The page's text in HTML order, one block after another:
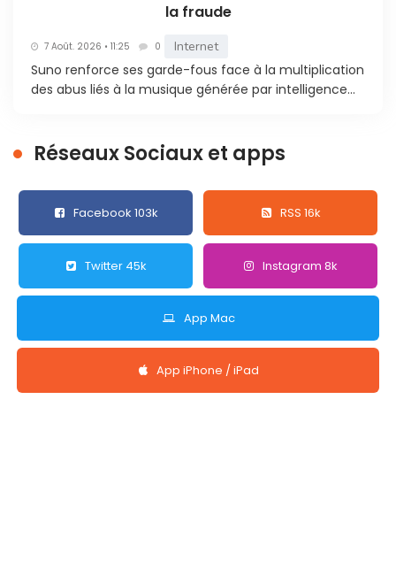
la fraude
7 Août. 2026 • 11:25 0 Internet
Suno renforce ses garde-fous face à la multiplication
des abus liés à la musique générée par intelligence...
Réseaux Sociaux et apps
Facebook 103k RSS 16k
Twitter 45k Instagram 8k
App Mac
App iPhone / iPad